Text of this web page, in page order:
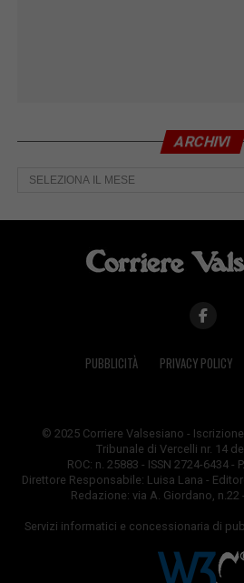
ARCHIVI
Archivi
PUBBLICITÀ PRIVACY POLICY
© 2025 Corriere Valsesiano -
Tribunale di Vercelli nr. 14
ROC: n. 25883 - ISSN 2724-6434 -
Direttore Responsabile: Luisa Lana -
Redazione: via A. Giordano,
Servizi informatici e concessionaria di